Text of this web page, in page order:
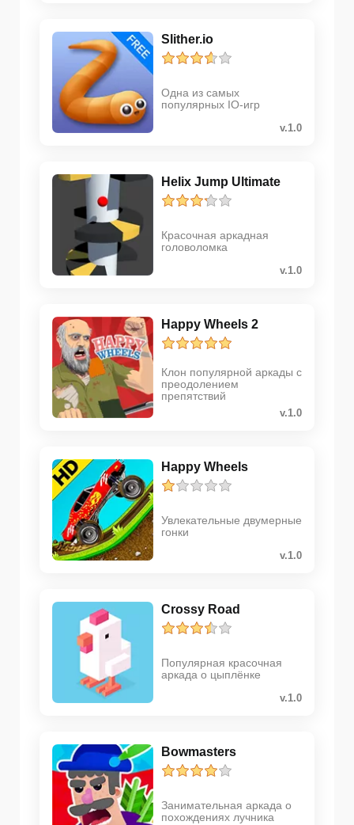
Slither.io
Одна из самых
популярных IO-игр
v.1.0
Helix Jump Ultimate
Красочная аркадная
головоломка
v.1.0
Happy Wheels 2
Клон популярной аркады с
преодолением
препятствий
v.1.0
Happy Wheels
Увлекательные двумерные
гонки
v.1.0
Crossy Road
Популярная красочная
аркада о цыплёнке
v.1.0
Bowmasters
Занимательная аркада о
похождениях лучника